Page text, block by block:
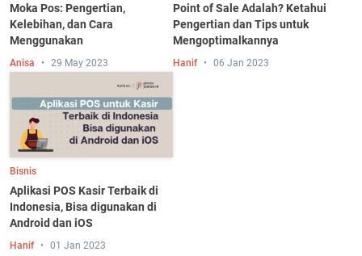
Moka Pos: Pengertian,
Kelebihan, dan Cara
Menggunakan
Anisa 29 May 2023
Point of Sale Adalah? Ketahui
Pengertian dan Tips untuk
Mengoptimalkannya
Hanif 06 Jan 2023
Bisnis
Aplikasi POS Kasir Terbaik di
Indonesia, Bisa digunakan di
Android dan iOS
Hanif 01 Jan 2023